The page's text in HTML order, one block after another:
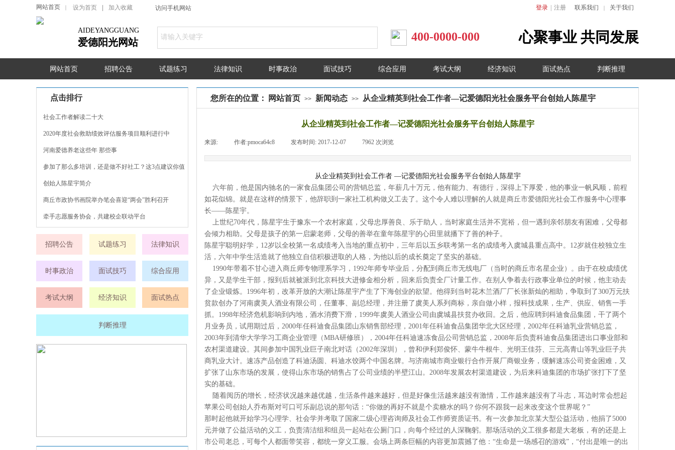
访问手机网站 登录 注册
网站首页 设为首页 加入收藏 联系我们 关于我们
400-0000-000
AIDEYANGGUANG
爱德阳光网站 心聚事业 共同发展
网站首页 招聘公告 试题练习 法律知识 时事政治 面试技巧 综合应用 考试大纲 经济知识 面试热点 判断推理
点击排行 您所在的位置： 网站首页 >> 新闻动态 >> 从企业精英到社会工作者—记爱德阳光社会服务平台创始人陈星宇
从企业精英到社会工作者—记爱德阳光社会服务平台创始人陈星宇
来源: 作者:pmoca64c8 发布时间: 2017-12-07 7962 次浏览
从企业精英到社会工作者 —记爱德阳光社会服务平台创始人陈星宇
六年前，他是国内驰名的一家食品集团公司的营销总监，年薪几十万元，他有能力、有德行，深得上下厚爱，他的事业一帆风顺，前程
如花似锦。就是在这样的情景下，他辞职到一家社工机构做义工去了。这个令人难以理解的人就是商丘市爱德阳光社会工作服务中心理事
长——陈星宇。
上世纪70年代，陈星宇生于豫东一个农村家庭，父母忠厚善良、乐于助人，当时家庭生活并不宽裕，但一遇到亲邻朋友有困难，父母都
会倾力相助。父母是孩子的第一启蒙老师，父母的善举在童年陈星宇的心田里就播下了善的种子。
陈星宇聪明好学，12岁以全校第一名成绩考入当地的重点初中，三年后以五乡联考第一名的成绩考入虞城县重点高中。12岁就住校独立生
活，六年中学生活造就了他独立自信积极进取的人格，为他以后的成长奠定了坚实的基础。
1990年带着不甘心进入商丘师专物理系学习，1992年师专毕业后，分配到商丘市无线电厂（当时的商丘市名星企业）。由于在校成绩优
异，又是学生干部，报到后就被派到北京科技大进修金相分析，回来后负责全厂计量工作。在别人争着去行政事业单位的时候，他主动去
了企业锻炼。1996年初，改革开放的大潮让陈星宇产生了下海创业的欲望。他得到当时花木兰酒厂厂长张新灿的相助，争取到了300万元扶
贫款创办了河南虞美人酒业有限公司，任董事、副总经理，并注册了虞美人系列商标，亲自做小样，报科技成果，生产、供应、销售一手
抓。1998年经济危机影响到内地，酒水消费下滑，1999年虞美人酒业公司由虞城县扶贫办收回。之后，他应聘到科迪食品集团，干了两个
月业务员，试用期过后，2000年任科迪食品集团山东销售部经理，2001年任科迪食品集团华北大区经理，2002年任科迪乳业营销总监，
2003年到清华大学学习工商企业管理（MBA研修班），2004年任科迪速冻食品公司营销总监，2008年后负责科迪食品集团进出口事业部和
农村渠道建设。其间参加中国乳业巨子南北对话（2002年深圳），曾和伊利郑俊怀、蒙牛牛根牛、光明王佳芬、三元高青山等乳业巨子共
商乳业大计。速冻产品创造了科迪汤圆、科迪水饺两个中国名牌。与济南城市商业银行合作开展厂商银业务，缓解速冻公司资金困难，又
扩张了山东市场的发展，使得山东市场的销售占了公司业绩的半壁江山。2008年发展农村渠道建设，为后来科迪集团的市场扩张打下了坚
实的基础。
随着阅历的增长，经济状况越来越优越，生活条件越来越好，但是好像生活越来越没有激情，工作越来越没有了斗志，耳边时常会想起
苹果公司创始人乔布斯对可口可乐副总说的那句话：“你做的再好不就是个卖糖水的吗？你何不跟我一起来改变这个世界呢？”
那时起他就开始学习心理学、社会学并考取了国家二级心理咨询师及社会工作师资质证书。有一次参加北京某大型公益活动，他捐了5000
元并做了公益活动的义工，负责清洁组和组员一起站在公厕门口，向每个经过的人深鞠躬。那场活动的义工很多都是大老板，有的还是上
市公司老总，可每个人都面带笑容，都统一穿义工服。会场上两条巨幅的内容更加震撼了他：“生命是一场感召的游戏”，“付出是唯一的出
社会工作者解读二十大
2020年度社会救助绩效评估服务项目顺利进行中
河南爱德养老这些年 那些事
参加了那么多培训，还是做不好社工？这3点建议你值
得
创始人陈星宇简介
商丘市政协书画院举办笔会喜迎“两会”胜利召开
牵手志愿服务协会，共建校企联动平台
招聘公告 法律知识
试题练习
时事政治 面试技巧 综合应用
面试热点
经济知识
考试大纲
判断推理